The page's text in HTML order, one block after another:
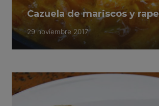
Cazuela de mariscos y rape
29 noviembre 2017